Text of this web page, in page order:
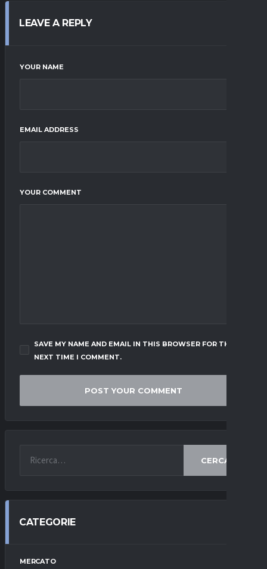
LEAVE A REPLY
YOUR NAME
EMAIL ADDRESS
YOUR COMMENT
SAVE MY NAME AND EMAIL IN THIS BROWSER FOR THE
NEXT TIME I COMMENT.
CERCA
CATEGORIE
MERCATO